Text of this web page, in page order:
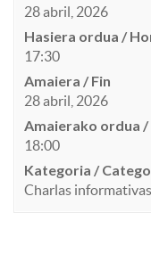
28 abril, 2026
Hasiera ordua /
17:30
Amaiera / Fin
28 abril, 2026
Amaierako ordua /
18:00
Kategoria /
Charlas informativas